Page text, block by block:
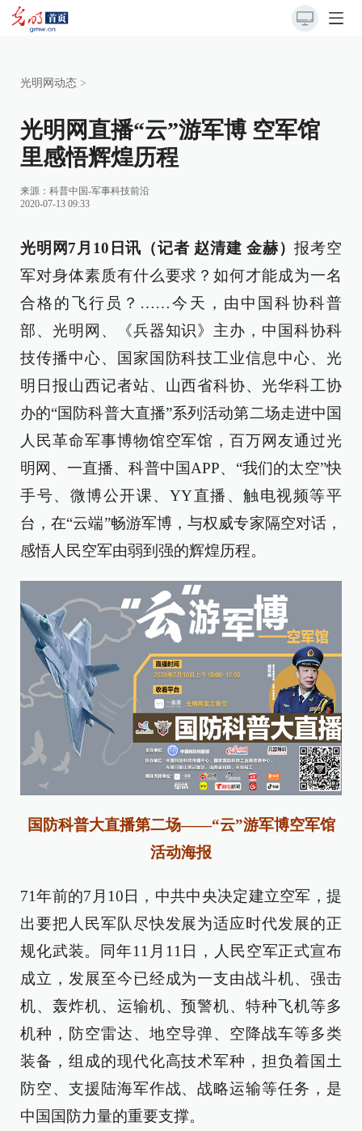
光明网动态 >
光明网直播“云”游军博 空军馆
里感悟辉煌历程
来源： 科普中国-军事科技前沿
2020-07-13 09:33
光明网7月10日讯（记者 赵清建 金赫）报考空
军对身体素质有什么要求？如何才能成为一名
合格的飞行员？……今天，由中国科协科普
部、光明网、《兵器知识》主办，中国科协科
技传播中心、国家国防科技工业信息中心、光
明日报山西记者站、山西省科协、光华科工协
办的“国防科普大直播”系列活动第二场走进中国
人民革命军事博物馆空军馆，百万网友通过光
明网、一直播、科普中国APP、“我们的太空”快
手号、微博公开课、YY直播、触电视频等平
台，在“云端”畅游军博，与权威专家隔空对话，
感悟人民空军由弱到强的辉煌历程。
国防科普大直播第二场——“云”游军博空军馆
活动海报
71年前的7月10日，中共中央决定建立空军，提
出要把人民军队尽快发展为适应时代发展的正
规化武装。同年11月11日，人民空军正式宣布
成立，发展至今已经成为一支由战斗机、强击
机、轰炸机、运输机、预警机、特种飞机等多
机种，防空雷达、地空导弹、空降战车等多类
装备，组成的现代化高技术军种，担负着国土
防空、支援陆海军作战、战略运输等任务，是
中国国防力量的重要支撑。